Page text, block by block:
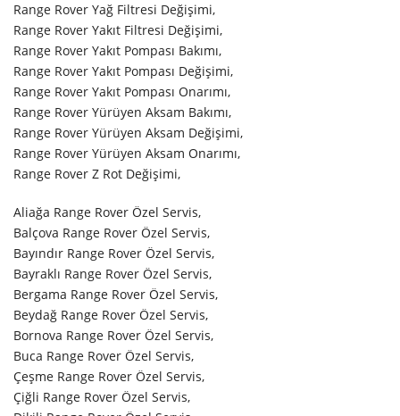
Range Rover Yağ Filtresi Değişimi,
Range Rover Yakıt Filtresi Değişimi,
Range Rover Yakıt Pompası Bakımı,
Range Rover Yakıt Pompası Değişimi,
Range Rover Yakıt Pompası Onarımı,
Range Rover Yürüyen Aksam Bakımı,
Range Rover Yürüyen Aksam Değişimi,
Range Rover Yürüyen Aksam Onarımı,
Range Rover Z Rot Değişimi,
Aliağa Range Rover Özel Servis,
Balçova Range Rover Özel Servis,
Bayındır Range Rover Özel Servis,
Bayraklı Range Rover Özel Servis,
Bergama Range Rover Özel Servis,
Beydağ Range Rover Özel Servis,
Bornova Range Rover Özel Servis,
Buca Range Rover Özel Servis,
Çeşme Range Rover Özel Servis,
Çiğli Range Rover Özel Servis,